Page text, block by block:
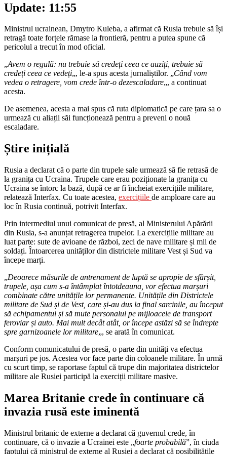
Update: 11:55
Ministrul ucrainean, Dmytro Kuleba, a afirmat că Rusia trebuie să își
retragă toate forțele rămase la frontieră, pentru a putea spune că
pericolul a trecut în mod oficial.
„Avem o regulă: nu trebuie să credeți ceea ce auziți, trebuie să
credeți ceea ce vedeți„, le-a spus acesta jurnaliștilor. „Când vom
vedea o retragere, vom crede într-o dezescaladare„, a continuat
acesta.
De asemenea, acesta a mai spus că ruta diplomatică pe care țara sa o
urmează cu aliații săi funcționează pentru a preveni o nouă
escaladare.
Știre inițială
Rusia a declarat că o parte din trupele sale urmează să fie retrasă de
la granița cu Ucraina. Trupele care erau poziționate la granița cu
Ucraina se întorc la bază, după ce ar fi încheiat exercițiile militare,
relatează Interfax. Cu toate acestea, exercițiile de amploare care au
loc în Rusia continuă, potrivit Interfax.
Prin intermediul unui comunicat de presă, al Ministerului Apărării
din Rusia, s-a anunțat retragerea trupelor. La exercițiile militare au
luat parte: sute de avioane de război, zeci de nave militare și mii de
soldați. Întoarcerea unităților din districtele militare Vest și Sud va
începe marți.
„Deoarece măsurile de antrenament de luptă se apropie de sfârșit,
trupele, așa cum s-a întâmplat întotdeauna, vor efectua marșuri
combinate către unitățile lor permanente. Unitățile din Districtele
militare de Sud și de Vest, care și-au dus la final sarcinile, au început
să echipamentul și să mute personalul pe mijloacele de transport
feroviar și auto. Mai mult decât atât, or începe astăzi să se îndrepte
spre garnizoanele lor militare„, se arată în comunicat.
Conform comunicatului de presă, o parte din unități va efectua
marșuri pe jos. Acestea vor face parte din coloanele militare. În urmă
cu scurt timp, se raportase faptul că trupe din majoritatea districtelor
militare ale Rusiei participă la exerciții militare masive.
Marea Britanie crede în continuare că
invazia rusă este iminentă
Ministrul britanic de externe a declarat că guvernul crede, în
continuare, că o invazie a Ucrainei este „foarte probabilă”, în ciuda
faptului că ministrul de externe al Rusiei a declarat că posibilitățile